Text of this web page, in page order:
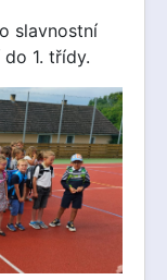
slavnostní
1. třídy.